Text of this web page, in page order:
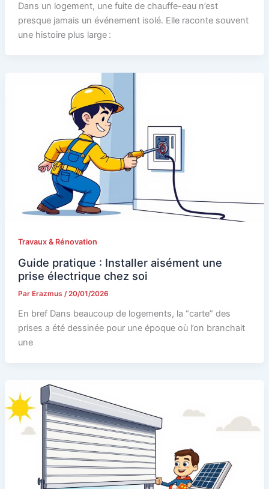
Dans un logement, une fuite de chauffe-eau n’est
presque jamais un événement isolé. Elle raconte souvent
une histoire plus large :
Travaux & Rénovation
Guide pratique : Installer aisément une
prise électrique chez soi
Par Erazmus /20/01/2026
En bref Dans beaucoup de logements, la “carte” des
prises a été dessinée pour une époque où l’on branchait
une